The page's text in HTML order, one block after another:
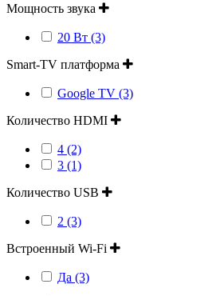
Мощность звука
20 Вт (3)
Smart-TV платформа
Google TV (3)
Количество HDMI
4 (2)
3 (1)
Количество USB
2 (3)
Встроенный Wi-Fi
Да (3)